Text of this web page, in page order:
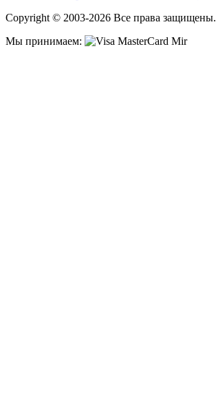
Copyright © 2003-2026 Все права защищены.
Мы принимаем: